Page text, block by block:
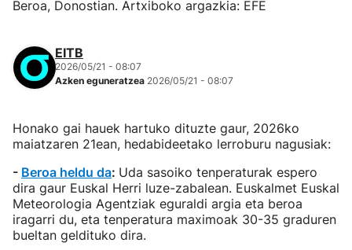
Beroa, Donostian. Artxiboko argazkia: EFE
EITB
2026/05/21 - 08:07
Azken eguneratzea 2026/05/21 - 08:07
Honako gai hauek hartuko dituzte gaur, 2026ko
maiatzaren 21ean, hedabideetako lerroburu nagusiak:
- Beroa heldu da: Uda sasoiko tenperaturak espero
dira gaur Euskal Herri luze-zabalean. Euskalmet Euskal
Meteorologia Agentziak eguraldi argia eta beroa
iragarri du, eta tenperatura maximoak 30-35 graduren
bueltan geldituko dira.